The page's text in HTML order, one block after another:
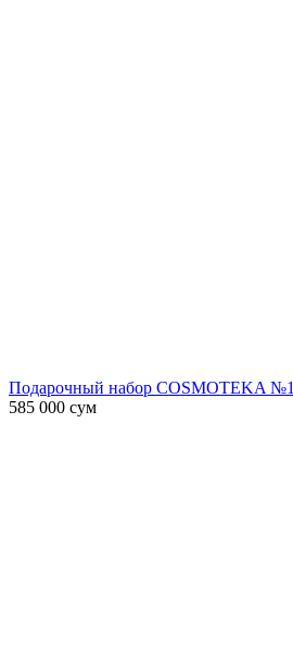
Подарочный набор COSMOTEKA №1
585 000 сум